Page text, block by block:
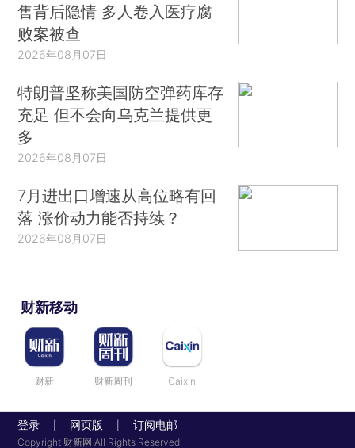
售背后隐情 多人卷入医疗腐
败案被查
2026年08月07日
特朗普坚称美国防空弹药库存
充足 但不会向乌克兰提供更
多
2026年08月07日
7月进出口增速从高位略有回
落 涨价动力能否持续？
2026年08月07日
财新移动
财新 财新周刊 Caixin
登录 网页版 订阅电邮
Copyright 财新网 All Rights Reserved